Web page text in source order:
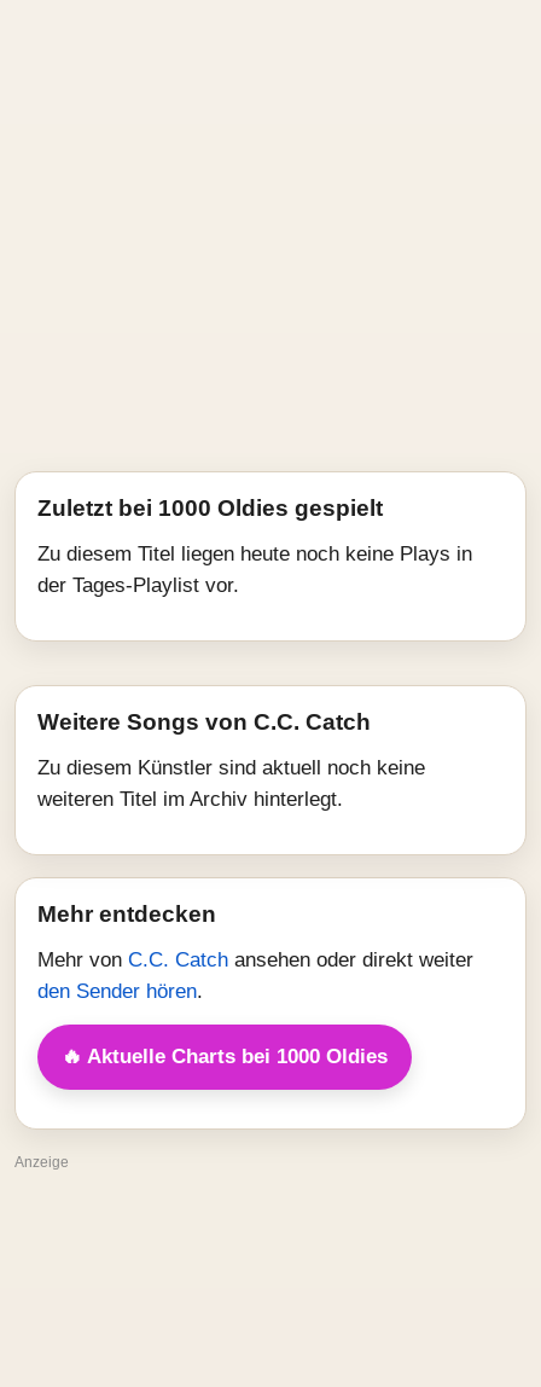
Zuletzt bei 1000 Oldies gespielt
Zu diesem Titel liegen heute noch keine Plays in
der Tages-Playlist vor.
Weitere Songs von C.C. Catch
Zu diesem Künstler sind aktuell noch keine
weiteren Titel im Archiv hinterlegt.
Mehr entdecken
Mehr von C.C. Catch ansehen oder direkt weiter
den Sender hören.
🔥 Aktuelle Charts bei 1000 Oldies
Anzeige